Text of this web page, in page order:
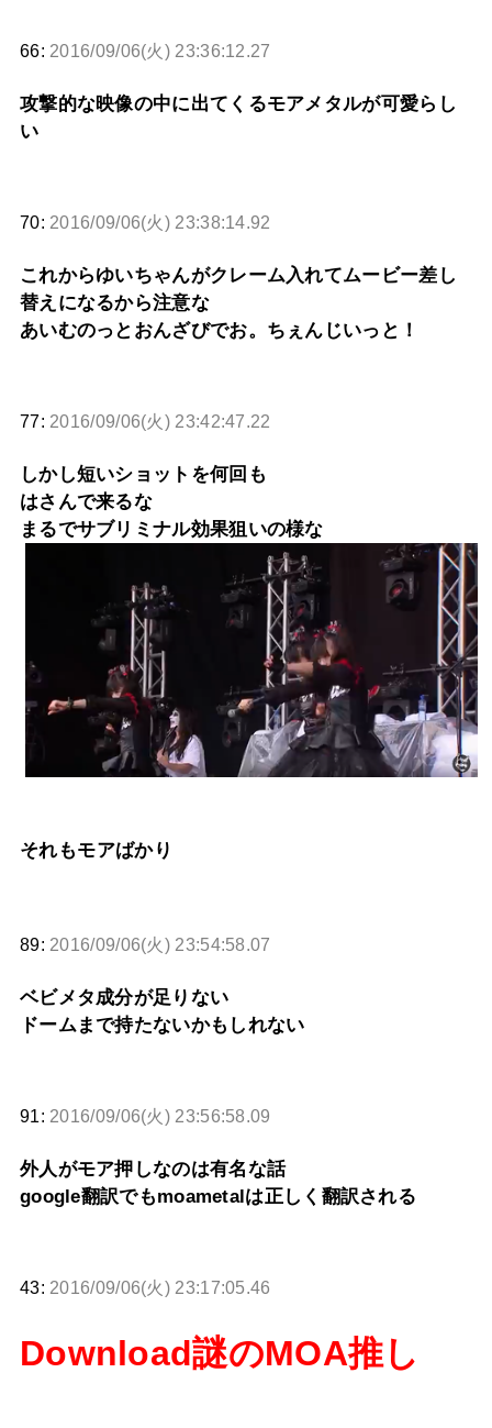
66: 2016/09/06(火) 23:36:12.27
攻撃的な映像の中に出てくるモアメタルが可愛らし
い
70: 2016/09/06(火) 23:38:14.92
これからゆいちゃんがクレーム入れてムービー差し
替えになるから注意な
あいむのっとおんざびでお。ちぇんじいっと！
77: 2016/09/06(火) 23:42:47.22
しかし短いショットを何回も
はさんで来るな
まるでサブリミナル効果狙いの様な
それもモアばかり
89: 2016/09/06(火) 23:54:58.07
ベビメタ成分が足りない
ドームまで持たないかもしれない
91: 2016/09/06(火) 23:56:58.09
外人がモア押しなのは有名な話
google翻訳でもmoametalは正しく翻訳される
43: 2016/09/06(火) 23:17:05.46
Download謎のMOA推し